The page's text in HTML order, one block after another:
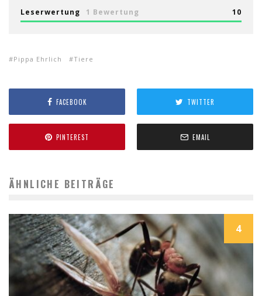
Leserwertung 1 Bewertung 10
Pippa Ehrlich Tiere
FACEBOOK TWITTER
PINTEREST EMAIL
ÄHNLICHE BEITRÄGE
4